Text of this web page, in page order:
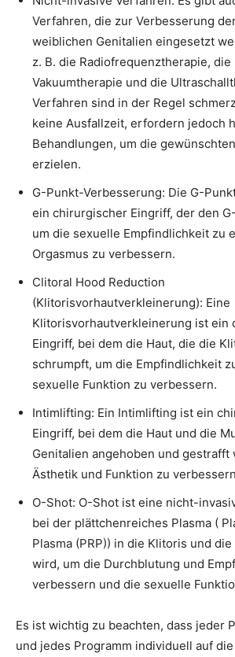
Verfahren, die zur Verbesserung
weiblichen Genitalien eingesetzt
z. B. die Radiofrequenztherapie,
Vakuumtherapie und die
Verfahren sind in der Regel
keine Ausfallzeit, erfordern jedoch
Behandlungen, um die
erzielen.
G-Punkt-Verbesserung: Die G-
ein chirurgischer Eingriff, der den
um die sexuelle Empfindlichkeit zu
Orgasmus zu verbessern.
Clitoral Hood Reduction
(Klitorisvorhautverkleinerung): Eine
Klitorisvorhautverkleinerung ist ein
Eingriff, bei dem die Haut, die die
schrumpft, um die Empfindlichkeit
sexuelle Funktion zu verbessern.
Intimlifting: Ein Intimlifting ist ein
Eingriff, bei dem die Haut und die
Genitalien angehoben und gestrafft
Ästhetik und Funktion zu
O-Shot: O-Shot ist eine nicht-
bei der plättchenreiches Plasma (
Plasma (PRP)) in die Klitoris und
wird, um die Durchblutung und
verbessern und die sexuelle
Es ist wichtig zu beachten, dass jeder
und jedes Programm individuell auf